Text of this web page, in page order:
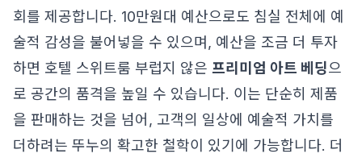
회를 제공합니다. 10만원대 예산으로도 침실 전체에 예
술적 감성을 불어넣을 수 있으며, 예산을 조금 더 투자
하면 호텔 스위트룸 부럽지 않은 프리미엄 아트 베딩으
로 공간의 품격을 높일 수 있습니다. 이는 단순히 제품
을 판매하는 것을 넘어, 고객의 일상에 예술적 가치를
더하려는 뚜누의 확고한 철학이 있기에 가능합니다. 더